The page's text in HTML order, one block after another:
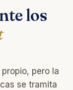
los
pero la
se tramita